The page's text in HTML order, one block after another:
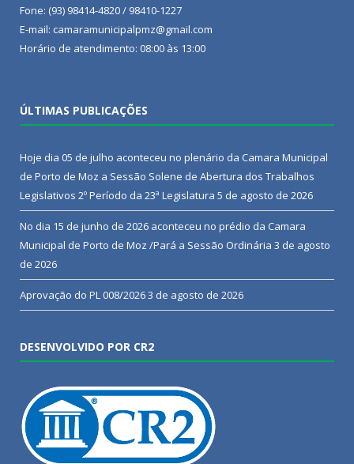
Fone: (93) 98414-4820 / 98410-1227
E-mail: camaramunicipalpmz@gmail.com
Horário de atendimento: 08:00 às 13:00
ÚLTIMAS PUBLICAÇÕES
Hoje dia 05 de julho aconteceu no plenário da Camara Municipal
de Porto de Moz a Sessão Solene de Abertura dos Trabalhos
Legislativos 2º Período da 23ª Legislatura 5 de agosto de 2026
No dia 15 de junho de 2026 aconteceu no prédio da Camara
Municipal de Porto de Moz /Pará a Sessão Ordinária 3 de agosto
de 2026
Aprovação do PL 008/20263 de agosto de 2026
DESENVOLVIDO POR CR2